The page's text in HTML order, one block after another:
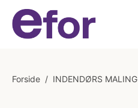
Forside / INDENDØRS MALING